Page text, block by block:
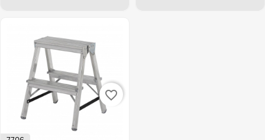
favorite_border